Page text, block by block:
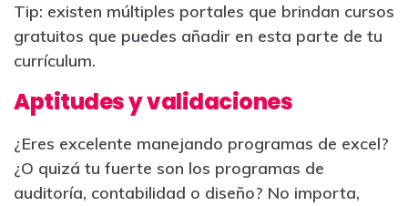
Tip: existen múltiples portales que brindan cursos
gratuitos que puedes añadir en esta parte de tu
currículum.
Aptitudes y validaciones
¿Eres excelente manejando programas de excel?
¿O quizá tu fuerte son los programas de
auditoría, contabilidad o diseño? No importa,